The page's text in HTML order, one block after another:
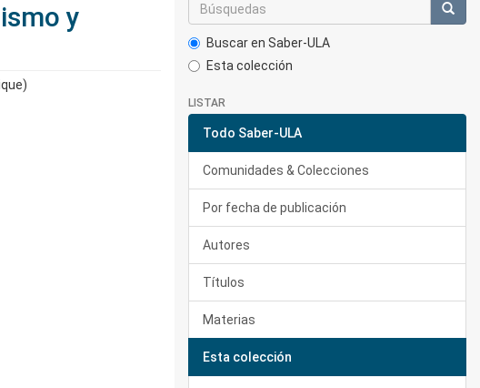
y
Buscar en Saber-ULA
Esta colección
LISTAR
Todo Saber-ULA
Comunidades & Colecciones
Por fecha de publicación
Autores
Títulos
Materias
Esta colección